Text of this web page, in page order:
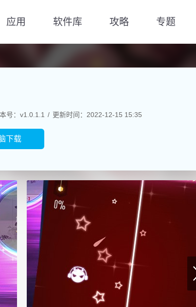
应用 软件库 攻略 专题
号：v1.0.1.1 更新时间：2022-12-15 15:35
下载